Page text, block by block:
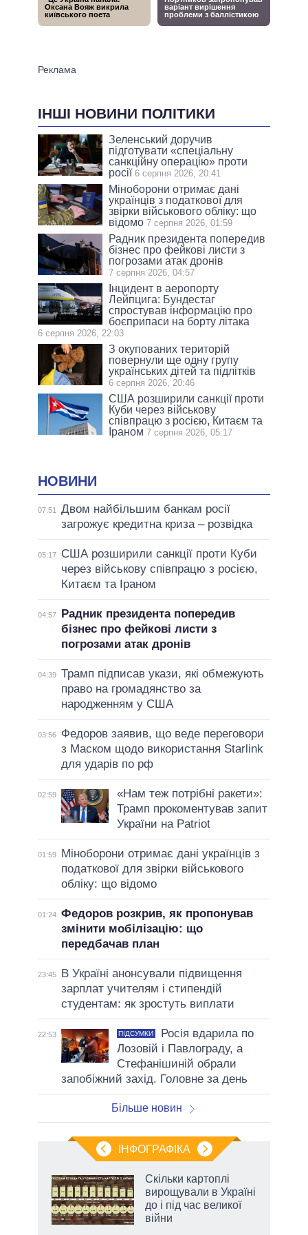
ІНШІ НОВИНИ ПОЛІТИКИ
Зеленський доручив
підготувати «спеціальну
санкційну операцію» проти
росії 6 серпня 2026, 20:41
Міноборони отримає дані
українців з податкової для
звірки військового обліку: що
відомо 7 серпня 2026, 01:59
Радник президента попередив
бізнес про фейкові листи з
погрозами атак дронів
7 серпня 2026, 04:57
Інцидент в аеропорту
Лейпцига: Бундестаг
спростував інформацію про
боєприпаси на борту літака
6 серпня 2026, 22:03
З окупованих територій
повернули ще одну групу
українських дітей та підлітків
6 серпня 2026, 20:46
США розширили санкції проти
Куби через військову
співпрацю з росією, Китаєм та
Іраном 7 серпня 2026, 05:17
НОВИНИ
07:51
Двом найбільшим банкам росії
загрожує кредитна криза – розвідка
05:17
США розширили санкції проти Куби
через військову співпрацю з росією,
Китаєм та Іраном
04:57
Радник президента попередив
бізнес про фейкові листи з
погрозами атак дронів
04:39 Трамп підписав укази, які обмежують
право на громадянство за
народженням у США
03:56
Федоров заявив, що веде переговори
з Маском щодо використання Starlink
для ударів по рф
02:59
«Нам теж потрібні ракети»:
Трамп прокоментував запит
України на Patriot
01:59
Міноборони отримає дані українців з
податкової для звірки військового
обліку: що відомо
01:24 Федоров розкрив, як пропонував
змінити мобілізацію: що
передбачав план
23:45
В Україні анонсували підвищення
зарплат учителям і стипендій
студентам: як зростуть виплати
22:53 ПІДСУМКИ
Росія вдарила по
Лозовій і Павлограду, а
Стефанішиній обрали
запобіжний захід. Головне за день
Більше новин
ІНФОГРАФІКА
Скільки картоплі
вирощували в Україні
до і під час великої
війни